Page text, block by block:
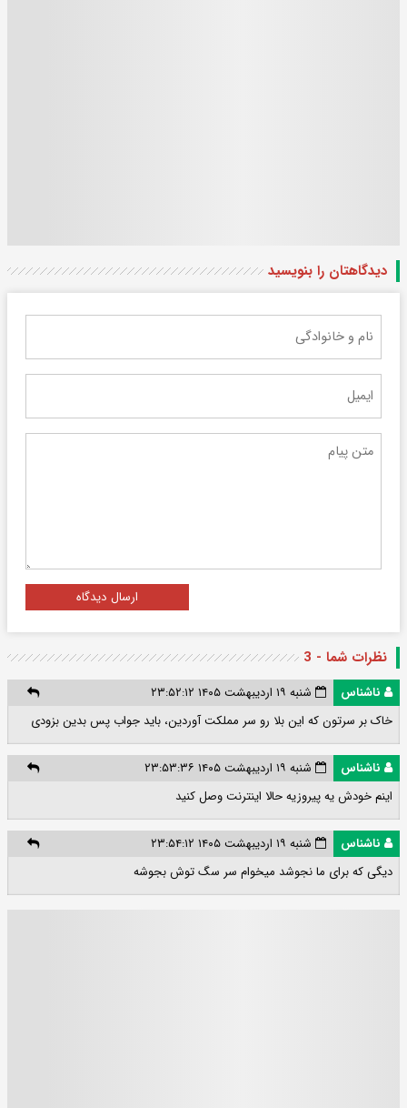
دیدگاهتان را بنویسید
ارسال دیدگاه
نظرات شما - 3
ناشناس
شنبه ۱۹ اردیبهشت ۱۴۰۵ ۲۳:۵۲:۱۲
خاک بر سرتون که این بلا رو سر مملکت آوردین، باید جواب پس بدین بزودی
ناشناس
شنبه ۱۹ اردیبهشت ۱۴۰۵ ۲۳:۵۳:۳۶
اینم خودش یه پیروزیه حالا اینترنت وصل کنید
ناشناس
شنبه ۱۹ اردیبهشت ۱۴۰۵ ۲۳:۵۴:۱۲
دیگی که برای ما نجوشد میخوام سر سگ توش بجوشه